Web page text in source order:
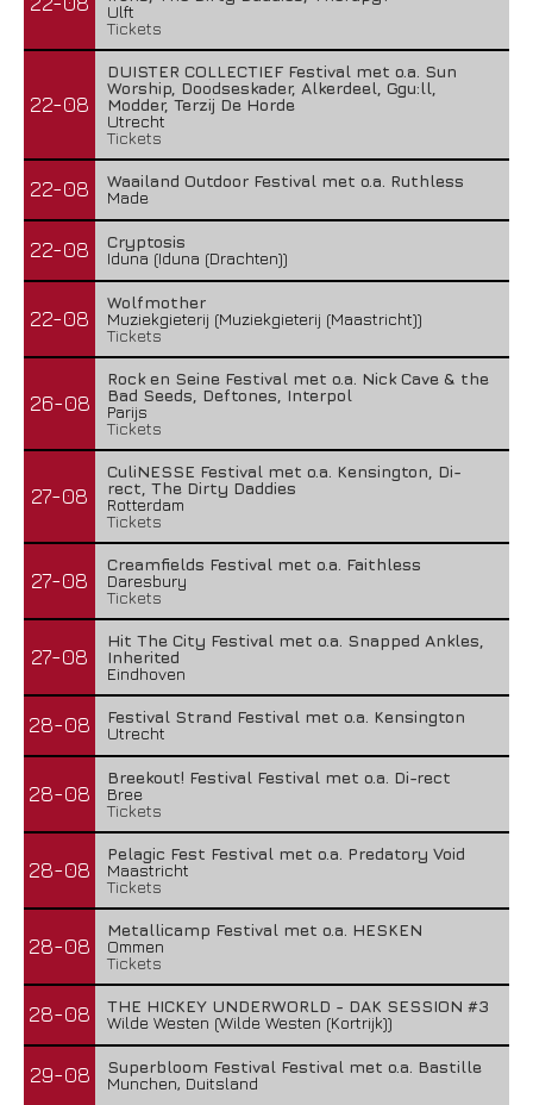
Ulft
Tickets
22-08
DUISTER COLLECTIEF Festival met o.a. Sun
Worship, Doodseskader, Alkerdeel, Ggu:ll,
Modder, Terzij De Horde
Utrecht
Tickets
22-08
Waailand Outdoor Festival met o.a. Ruthless
Made
22-08
Cryptosis
Iduna (Iduna (Drachten))
22-08
Wolfmother
Muziekgieterij (Muziekgieterij (Maastricht))
Tickets
26-08
Rock en Seine Festival met o.a. Nick Cave & the
Bad Seeds, Deftones, Interpol
Parijs
Tickets
27-08
CuliNESSE Festival met o.a. Kensington, Di-
rect, The Dirty Daddies
Rotterdam
Tickets
27-08
Creamfields Festival met o.a. Faithless
Daresbury
Tickets
27-08
Hit The City Festival met o.a. Snapped Ankles,
Inherited
Eindhoven
28-08
Festival Strand Festival met o.a. Kensington
Utrecht
28-08
Breekout! Festival Festival met o.a. Di-rect
Bree
Tickets
28-08
Pelagic Fest Festival met o.a. Predatory Void
Maastricht
Tickets
28-08
Metallicamp Festival met o.a. HESKEN
Ommen
Tickets
28-08
THE HICKEY UNDERWORLD - DAK SESSION #3
Wilde Westen (Wilde Westen (Kortrijk))
29-08
Superbloom Festival Festival met o.a. Bastille
Munchen, Duitsland